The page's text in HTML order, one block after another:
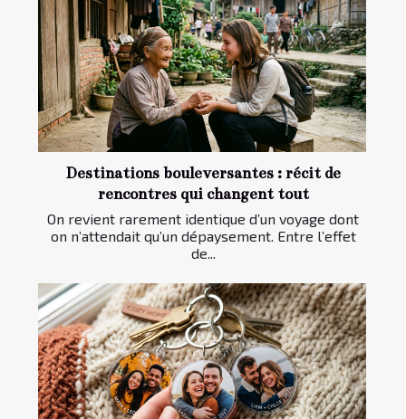
Destinations bouleversantes : récit de
rencontres qui changent tout
On revient rarement identique d’un voyage dont
on n’attendait qu’un dépaysement. Entre l’effet
de...